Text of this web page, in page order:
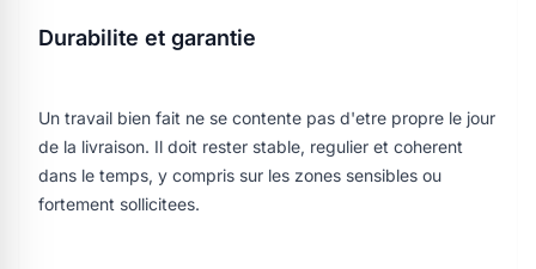
Durabilite et garantie
Un travail bien fait ne se contente pas d'etre propre le jour
de la livraison. Il doit rester stable, regulier et coherent
dans le temps, y compris sur les zones sensibles ou
fortement sollicitees.